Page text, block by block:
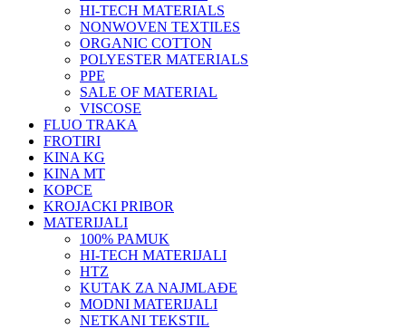
HI-TECH MATERIALS
NONWOVEN TEXTILES
ORGANIC COTTON
POLYESTER MATERIALS
PPE
SALE OF MATERIAL
VISCOSE
FLUO TRAKA
FROTIRI
KINA KG
KINA MT
KOPCE
KROJACKI PRIBOR
MATERIJALI
100% PAMUK
HI-TECH MATERIJALI
HTZ
KUTAK ZA NAJMLAĐE
MODNI MATERIJALI
NETKANI TEKSTIL